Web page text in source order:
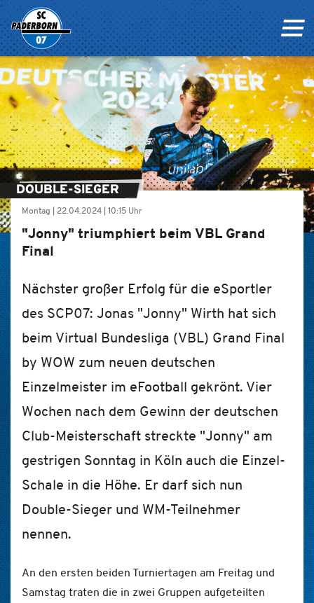
DOUBLE-SIEGER
Montag | 22.04.2024 | 10:15 Uhr
"Jonny" triumphiert beim VBL Grand
Final
Nächster großer Erfolg für die eSportler
des SCP07: Jonas "Jonny" Wirth hat sich
beim Virtual Bundesliga (VBL) Grand Final
by WOW zum neuen deutschen
Einzelmeister im eFootball gekrönt. Vier
Wochen nach dem Gewinn der deutschen
Club-Meisterschaft streckte "Jonny" am
gestrigen Sonntag in Köln auch die Einzel-
Schale in die Höhe. Er darf sich nun
Double-Sieger und WM-Teilnehmer
nennen.
An den ersten beiden Turniertagen am Freitag und
Samstag traten die in zwei Gruppen aufgeteilten